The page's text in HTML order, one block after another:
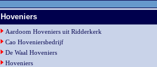
Hoveniers
Aardoom Hoveniers uit Ridderkerk
Cao Hoveniersbedrijf
De Waal Hoveniers
Hoveniers